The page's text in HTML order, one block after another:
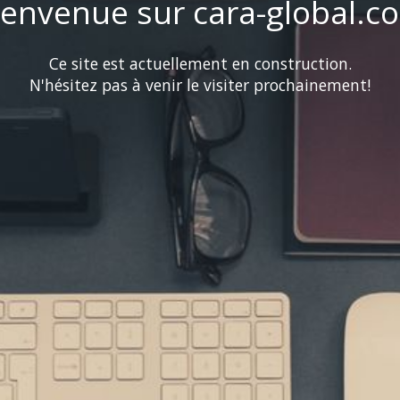
sur cara-
Ce site est actuellement en construction.
N'hésitez pas à venir le visiter prochainement!